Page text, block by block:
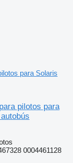
para Solaris
pilotos para
0004461128